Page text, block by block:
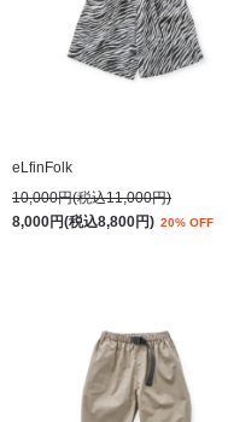
eLfinFolk
10,000円(税込11,000円)
8,000円(税込8,800円) 20% OFF